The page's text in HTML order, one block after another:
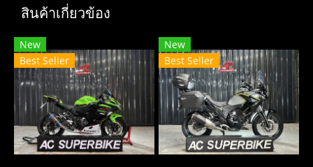
สินค้าเกี่ยวข้อง
New
Best Seller
New
Best Seller